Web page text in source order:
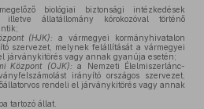
biológiai biztonsági intézkedések
állatállomány kórokozóval történő
(HJK):
a vármegyei kormányhivatalon
szervezet, melynek felállítását a vármegyei
járványkitörés vagy annak gyanúja esetén;
Központ (OJK): a Nemzeti Élelmiszerlánc-
irányító országos szervezet,
rendeli el járványkitörés vagy annak
tartozó állat.